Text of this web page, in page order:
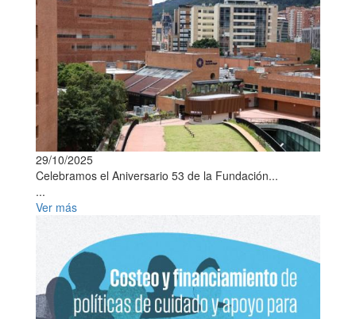
29/10/2025
Celebramos el Aniversario 53 de la Fundación...
...
Ver más